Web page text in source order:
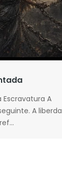
Escravatura A
A